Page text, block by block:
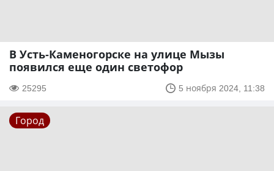
В Усть-Каменогорске на улице Мызы
появился еще один светофор
25295 5 ноября 2024, 11:38
Город